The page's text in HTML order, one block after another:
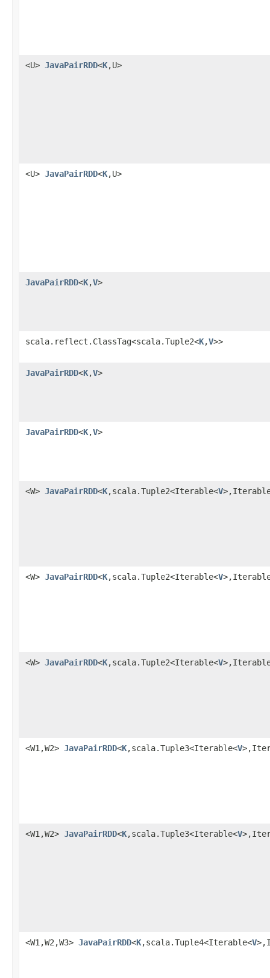
<U> JavaPairRDD<K,U>
<U> JavaPairRDD<K,U>
JavaPairRDD<K,V>
scala.reflect.ClassTag<scala.Tuple2<K,V>>
JavaPairRDD<K,V>
JavaPairRDD<K,V>
<W> JavaPairRDD<K,scala.Tuple2<Iterable<V
<W> JavaPairRDD<K,scala.Tuple2<Iterable<V
<W> JavaPairRDD<K,scala.Tuple2<Iterable<V
<W1,W2> JavaPairRDD<K,scala.Tuple3<Iterable<V
<W1,W2> JavaPairRDD<K,scala.Tuple3<Iterable<V
<W1,W2,W3> JavaPairRDD<K,scala.Tuple4<Iterable<V